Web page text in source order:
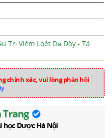
Trị Viêm Loét Dạ Dày - Tá
chính xác, vui lòng phản hồi
Trang
học Dược Hà Nội